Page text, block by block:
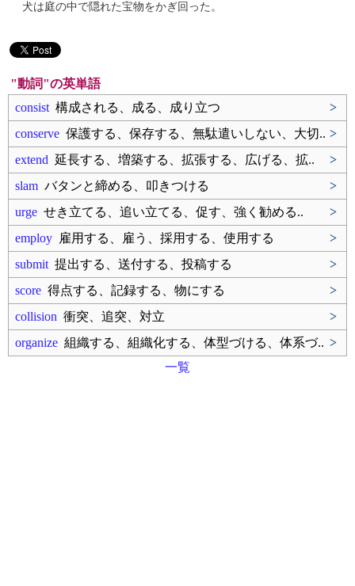
犬は庭の中で隠れた宝物をかぎ回った。
"動詞"の英単語
consist 構成される、成る、成り立つ
>
conserve 保護する、保存する、無駄遣いしない、大切.. >
extend 延長する、増築する、拡張する、広げる、拡..
>
slam バタンと締める、叩きつける
>
urge せき立てる、追い立てる、促す、強く勧める..
>
employ 雇用する、雇う、採用する、使用する
>
submit 提出する、送付する、投稿する
>
score 得点する、記録する、物にする
>
collision 衝突、追突、対立
>
organize 組織する、組織化する、体型づける、体系づ.. >
一覧